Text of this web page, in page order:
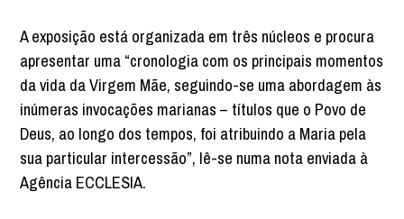
A exposição está organizada em três núcleos e procura
apresentar uma “cronologia com os principais momentos
da vida da Virgem Mãe, seguindo-se uma abordagem às
inúmeras invocações marianas – títulos que o Povo de
Deus, ao longo dos tempos, foi atribuindo a Maria pela
sua particular intercessão”, lê-se numa nota enviada à
Agência ECCLESIA.